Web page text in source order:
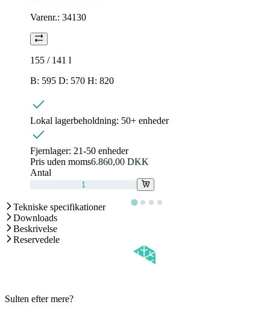
Varenr.: 34130
155 / 141 l
B: 595 D: 570 H: 820
Lokal lagerbeholdning: 50+ enheder
Fjernlager: 21-50 enheder
Pris uden moms6.860,00 DKK
Antal
Tekniske specifikationer
Downloads
Beskrivelse
Reservedele
Sulten efter mere?